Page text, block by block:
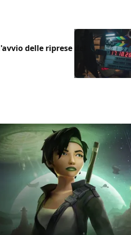
delle riprese del